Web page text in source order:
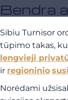
Bendra
Sibiu Turnisor
tūpimo takas,
lengvieji
ir regioninio
Norėdami